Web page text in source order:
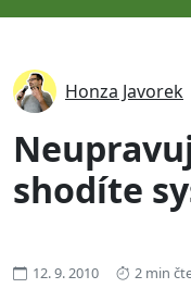
Honza Javorek
shodíte
12. 9. 2010 2 min